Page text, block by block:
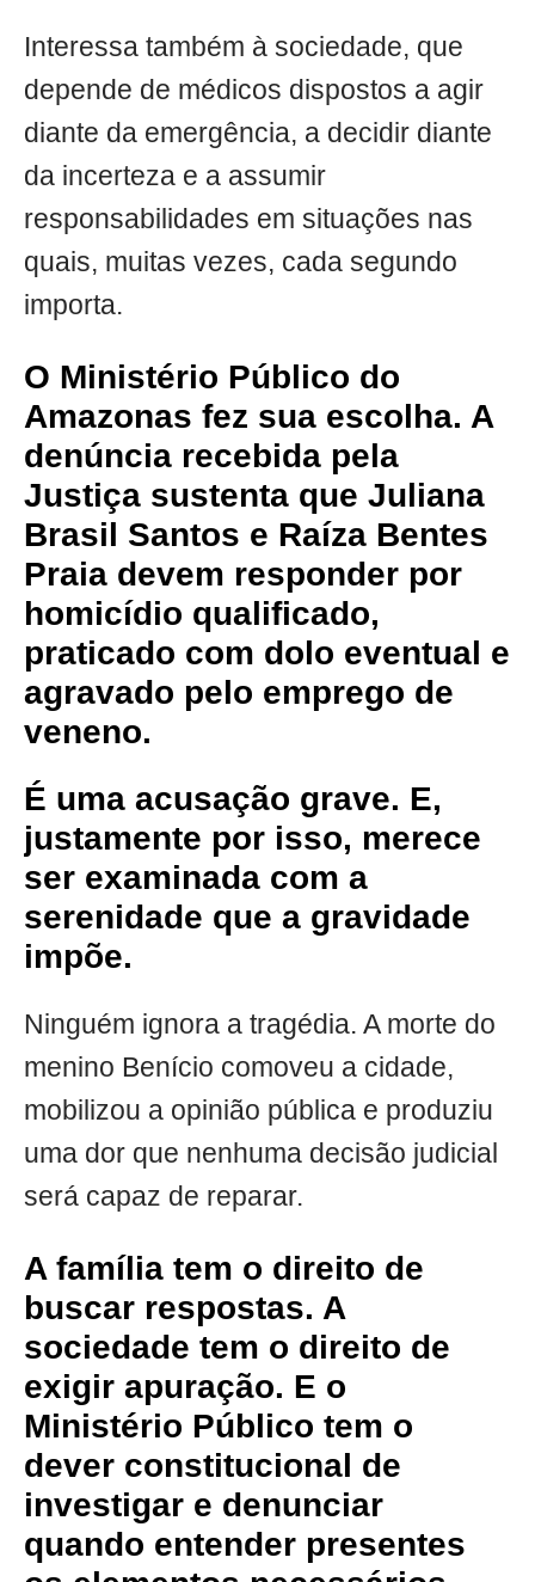
Interessa também à sociedade, que
depende de médicos dispostos a agir
diante da emergência, a decidir diante
da incerteza e a assumir
responsabilidades em situações nas
quais, muitas vezes, cada segundo
importa.
O Ministério Público do
Amazonas fez sua escolha. A
denúncia recebida pela
Justiça sustenta que Juliana
Brasil Santos e Raíza Bentes
Praia devem responder por
homicídio qualificado,
praticado com dolo eventual e
agravado pelo emprego de
veneno.
É uma acusação grave. E,
justamente por isso, merece
ser examinada com a
serenidade que a gravidade
impõe.
Ninguém ignora a tragédia. A morte do
menino Benício comoveu a cidade,
mobilizou a opinião pública e produziu
uma dor que nenhuma decisão judicial
será capaz de reparar.
A família tem o direito de
buscar respostas. A
sociedade tem o direito de
exigir apuração. E o
Ministério Público tem o
dever constitucional de
investigar e denunciar
quando entender presentes